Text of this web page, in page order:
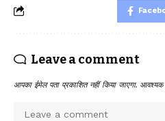
Leave a comment
आपका ईमेल पता प्रकाशित नहीं किया जाएगा. आवश्यक